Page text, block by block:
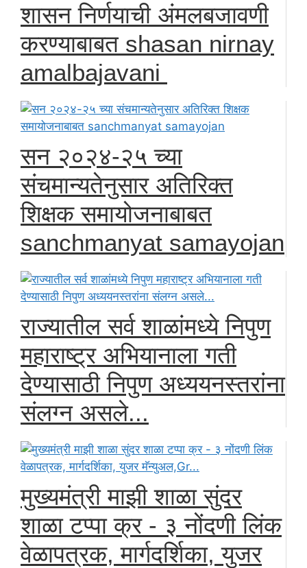
शासन निर्णयाची अंमलबजावणी
करण्याबाबत shasan nirnay
amalbajavani
सन २०२४-२५ च्या
संचमान्यतेनुसार अतिरिक्त
शिक्षक समायोजनाबाबत
sanchmanyat samayojan
राज्यातील सर्व शाळांमध्ये निपुण
महाराष्ट्र अभियानाला गती
देण्यासाठी निपुण अध्ययनस्तरांना
संलग्न असले...
मुख्यमंत्री माझी शाळा सुंदर
शाळा टप्पा क्र - ३ नोंदणी लिंक
वेळापत्रक, मार्गदर्शिका, युजर